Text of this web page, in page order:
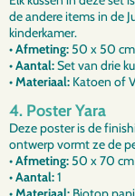
de andere items in de
kinderkamer.
• Afmeting:50 x 50 cm
• Aantal:Set van drie
• Materiaal: Katoen of
4. Poster Yara
Deze poster is de
ontwerp vormt ze de
•Afmeting:50 x 70 cm
• Aantal:1